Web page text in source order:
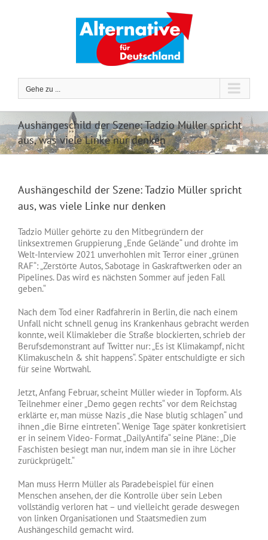
Gehe zu ...
Aushängeschild der Szene: Tadzio Müller spricht
aus, was viele Linke nur denken
Aushängeschild der Szene: Tadzio Müller spricht
aus, was viele Linke nur denken
Tadzio Müller gehörte zu den Mitbegründern der
linksextremen Gruppierung „Ende Gelände“ und drohte im
Welt-Interview 2021 unverhohlen mit Terror einer „grünen
RAF“: „Zerstörte Autos, Sabotage in Gaskraftwerken oder an
Pipelines. Das wird es nächsten Sommer auf jeden Fall
geben.“
Nach dem Tod einer Radfahrerin in Berlin, die nach einem
Unfall nicht schnell genug ins Krankenhaus gebracht werden
konnte, weil Klimakleber die Straße blockierten, schrieb der
Berufsdemonstrant auf Twitter nur: „Es ist Klimakampf, nicht
Klimakuscheln & shit happens“. Später entschuldigte er sich
für seine Wortwahl.
Jetzt, Anfang Februar, scheint Müller wieder in Topform. Als
Teilnehmer einer „Demo gegen rechts“ vor dem Reichstag
erklärte er, man müsse Nazis „die Nase blutig schlagen“ und
ihnen „die Birne eintreten“. Wenige Tage später konkretisiert
er in seinem Video- Format „DailyAntifa“ seine Pläne: „Die
Faschisten besiegt man nur, indem man sie in ihre Löcher
zurückprügelt.“
Man muss Herrn Müller als Paradebeispiel für einen
Menschen ansehen, der die Kontrolle über sein Leben
vollständig verloren hat – und vielleicht gerade deswegen
von linken Organisationen und Staatsmedien zum
Aushängeschild gemacht wird.